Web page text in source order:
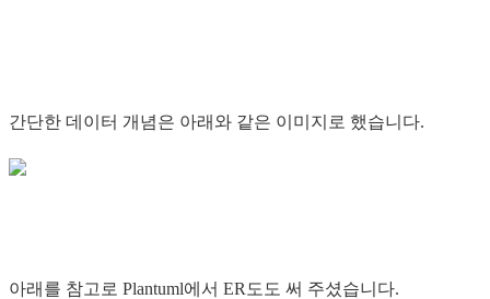
간단한 데이터 개념은 아래와 같은 이미지로 했습니다.
아래를 참고로 Plantuml에서 ER도도 써 주셨습니다.